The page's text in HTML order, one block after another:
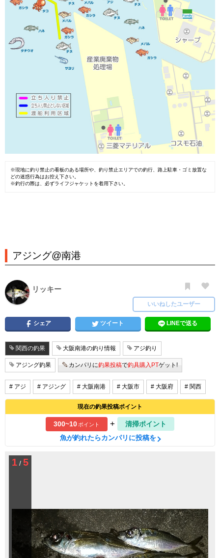
※現地に釣り禁止の看板のある場所や、釣り禁止エリアでの釣行、路上駐車・ゴミ放置な
どの迷惑行為はお控え下さい。
※釣行の際は、必ずライフジャケットを着用下さい。
アジング@南港
リッキー
いいねしたユーザー
シェア ツイート LINEで送る
関西の釣果 大阪南港の釣り情報 アジ釣り
アジング釣果 カンパリに釣果投稿で釣具購入PTゲット!
# アジ # アジング # 大阪南港 # 大阪市 # 大阪府 # 関西
現在の釣果投稿ポイント
300~10ポイント +
清掃ポイント
魚が釣れたらカンパリに投稿を
1 / 5